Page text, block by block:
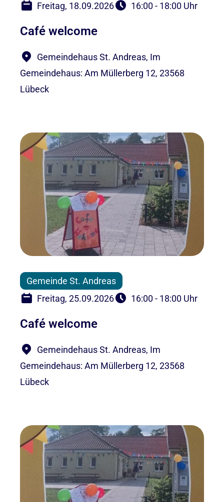
Freitag, 18.09.2026
16:00 - 18:00 Uhr
Café welcome
Gemeindehaus St. Andreas, Im
Gemeindehaus: Am Müllerberg 12, 23568
Lübeck
Gemeinde St. Andreas
Freitag, 25.09.2026
16:00 - 18:00 Uhr
Café welcome
Gemeindehaus St. Andreas, Im
Gemeindehaus: Am Müllerberg 12, 23568
Lübeck